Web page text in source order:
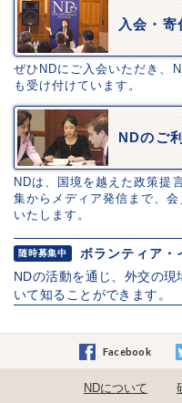
入会・寄
ぜひNDにご入会いただき、
も受け付けています。
NDのご
NDは、国境を越えた政策提
集からメディア発信まで、
いたします。
随時募集中
ボランティア・
NDの活動を通じ、外交の
いて知ることができます。
Facebook
NDについて